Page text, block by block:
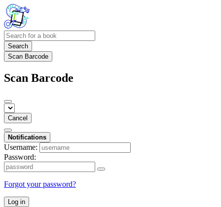
Search
Scan Barcode
Scan Barcode
Cancel
Notifications
Username:
Password:
Forgot your password?
Log in